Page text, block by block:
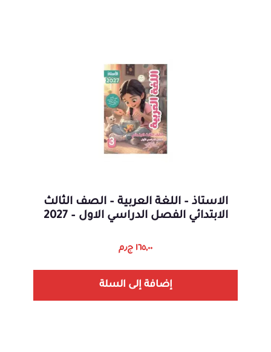
الاستاذ – اللغة العربية – الصف الثالث
الابتدائي الفصل الدراسي الاول – 2027
١٦٥,٠٠ ج٫م
إضافة إلى السلة